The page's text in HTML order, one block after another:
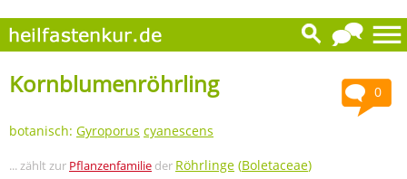
0
Kornblumenröhrling
botanisch: Gyroporus cyanescens
... zählt zur Pflanzenfamilie der Röhrlinge (Boletaceae)